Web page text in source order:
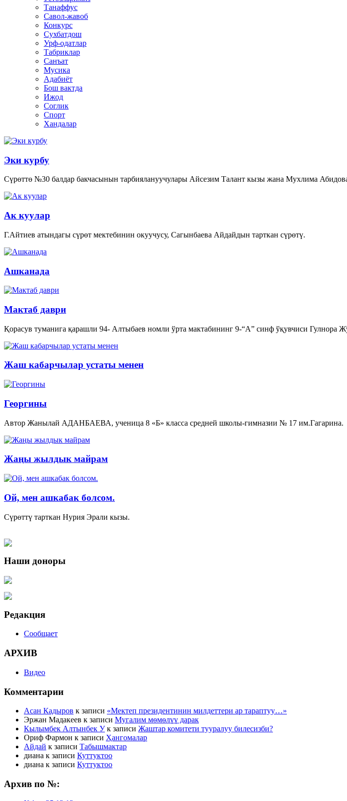
Танаффус
Савол-жавоб
Конкурс
Сухбатдош
Урф-одатлар
Табриклар
Санъат
Мусика
Адабиёт
Бош вактда
Ижод
Соглик
Спорт
Хандалар
Эки курбу
Сүрөттө №30 балдар бакчасынын тарбиялануучулары Айсезим Талант кызы жана Мухлима
Ак куулар
Г.Айтиев атындагы сүрөт мектебинин окуучусу, Сагынбаева Айдайдын тарткан сүрөтү.
Ашканада
Мактаб даври
Қорасув туманига қарашли 94- Алтыбаев номли ўрта мактабининг 9-“А” синф ўқувчиси Гулнора
Жаш кабарчылар устаты менен
Георгины
Автор Жанылай АДАНБАЕВА, ученица 8 «Б» класса средней школы-гимназии № 17 им.Гагарина.
Жаңы жылдык майрам
Ой, мен ашкабак болсом.
Сүрөттү тарткан Нурия Эрали кызы.
Наши доноры
Редакция
Сообщает
АРХИВ
Видео
Комментарии
Асан Кадыров к записи «Мектеп президентинин милдеттери ар тараптуу…»
Эржан Мадакеев к записи Мугалим мѳмѳлүү дарак
Кылымбек Алтынбек Ук записи Жаштар комитети тууралуу билесизби?
Ориф Фармон к записи Ҳангомалар
Айдай к записи Табышмактар
диана к записи Куттуктоо
диана к записи Куттуктоо
Архив по №: